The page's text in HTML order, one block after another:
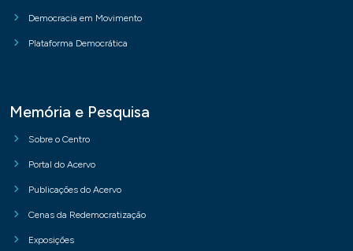
Democracia em Movimento
Plataforma Democrática
Memória e Pesquisa
Sobre o Centro
Portal do Acervo
Publicações do Acervo
Cenas da Redemocratização
Exposições